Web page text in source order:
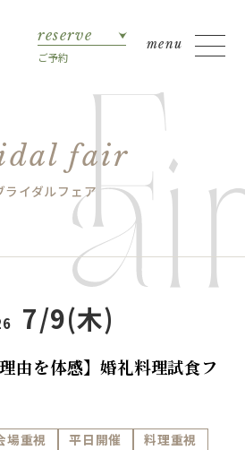
reserve
ご予約
fair
ライダルフェア
7/9(木)
由を体感】婚礼料理試食フ
場重視 平日開催 料理重視